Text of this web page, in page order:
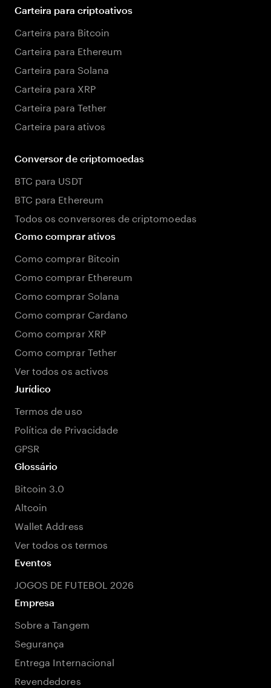
Carteira para criptoativos
Carteira para Bitcoin
Carteira para Ethereum
Carteira para Solana
Carteira para XRP
Carteira para Tether
Carteira para ativos
Conversor de criptomoedas
BTC para USDT
BTC para Ethereum
Todos os conversores de criptomoedas
Como comprar ativos
Como comprar Bitcoin
Como comprar Ethereum
Como comprar Solana
Como comprar Cardano
Como comprar XRP
Como comprar Tether
Ver todos os activos
Jurídico
Termos de uso
Política de Privacidade
GPSR
Glossário
Bitcoin 3.0
Altcoin
Wallet Address
Ver todos os termos
Eventos
JOGOS DE FUTEBOL 2026
Empresa
Sobre a Tangem
Segurança
Entrega Internacional
Revendedores